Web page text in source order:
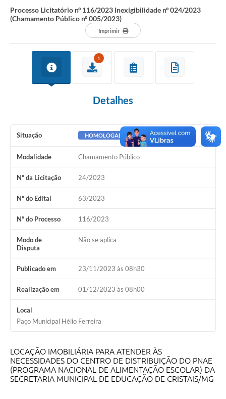
Processo Licitatório nº 116/2023 Inexigibilidade nº 024/2023
(Chamamento Público nº 005/2023)
Imprimir
1
Detalhes
Situação HOMOLOGADO
Modalidade Chamamento Público
Nº da Licitação 24/2023
Nº do Edital 63/2023
Nº do Processo 116/2023
Modo de
Disputa
Não se aplica
Publicado em 23/11/2023 às 08h30
Realização em 01/12/2023 às 08h00
Local
Paço Municipal Hélio Ferreira
LOCAÇÃO IMOBILIÁRIA PARA ATENDER ÀS
NECESSIDADES DO CENTRO DE DISTRIBUIÇÃO DO PNAE
(PROGRAMA NACIONAL DE ALIMENTAÇÃO ESCOLAR) DA
SECRETARIA MUNICIPAL DE EDUCAÇÃO DE CRISTAIS/MG